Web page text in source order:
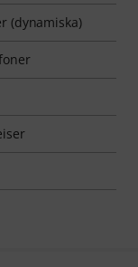
(dynamiska)